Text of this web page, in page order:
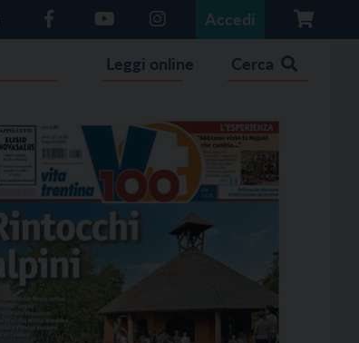
Accedi
Leggi online Cerca